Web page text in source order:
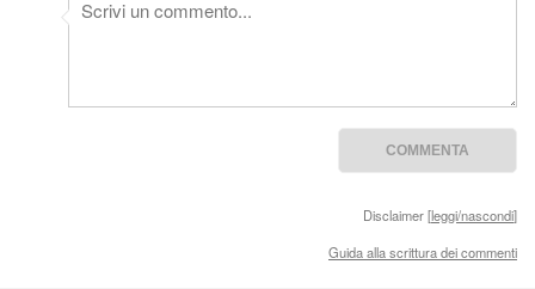
Disclaimer [leggi/nascondi]
Guida alla scrittura dei commenti